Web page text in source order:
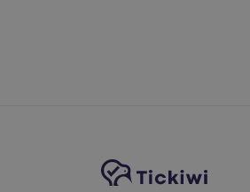
Navigation du site